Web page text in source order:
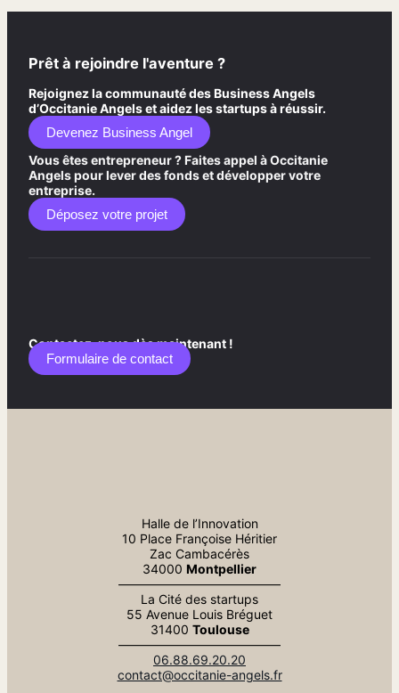
Prêt à rejoindre l'aventure ?
Rejoignez la communauté des Business Angels
d’Occitanie Angels et aidez les startups à réussir.
Devenez Business Angel
Vous êtes entrepreneur ? Faites appel à Occitanie
Angels pour lever des fonds et développer votre
entreprise.
Déposez votre projet
Contactez-nous dès maintenant !
Formulaire de contact​
Halle de l’Innovation
10 Place Françoise Héritier
Zac Cambacérès
34000 Montpellier
—————————————
La Cité des startups
55 Avenue Louis Bréguet
31400 Toulouse
—————————————
06.88.69.20.20
contact@occitanie-angels.fr